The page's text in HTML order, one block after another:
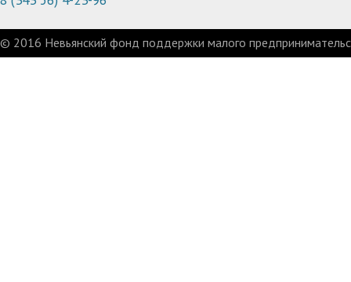
© 2016 Невьянский фонд поддержки малого